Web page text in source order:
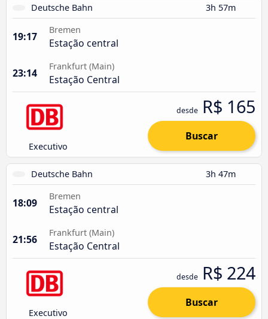
Deutsche Bahn 3h 57m
19:17
Bremen
Estação central
23:14
Frankfurt (Main)
Estação Central
Executivo
desde R$ 165
Buscar
Deutsche Bahn 3h 47m
18:09
Bremen
Estação central
21:56
Frankfurt (Main)
Estação Central
Executivo
desde R$ 224
Buscar